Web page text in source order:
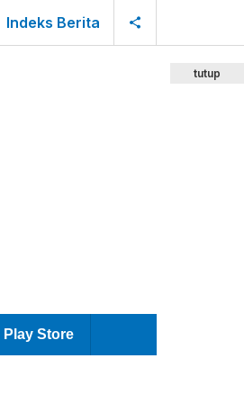
Indeks Berita
Play Store
tutup